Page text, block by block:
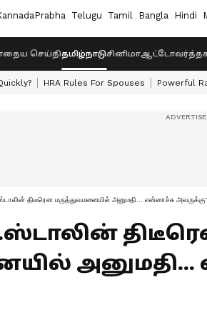
Telugu Tamil Bangla Hindi
செய்திதமிழ்நாடுசினிமாஆட்டோ
HRA Rules For Spouses Powerful
திடீரென மருத்துவமனையில் அனுமதி... என்னாச்சு
அனுமதி...